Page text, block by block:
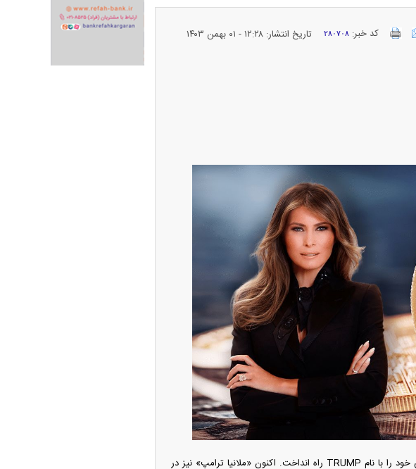
کد خبر:۲۸۰۷۰۸ تاریخ انتشار: ۱۲:۲۸ - ۰۱ بهمن ۱۴۰۳
چند روز قبل «دونالد ترامپ»، رئیس‌جمهور منتخب آمریکا میم‌کوین خود را با نام TRUMP راه انداخت. اکنون «ملانیا ترامپ» نیز در
پیش‌بینی بورس امروز دوشنبه ۱۲ مرداد ماه
۱۴۰۵
واردات خودرو از منطقه آزاد تهران؛ مناظره
داغی که بازار خودرو را تحت تأثیر قرار داد